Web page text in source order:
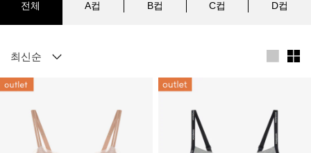
전체 A컵 B컵 C컵 D컵